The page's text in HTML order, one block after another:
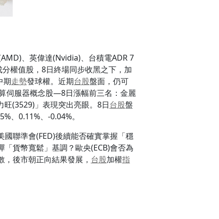
、英偉達(Nvidia)、台積電ADR 7
權值股，8日終場同步收黑之下，加
期走勢發球權。近期台股盤面，仍可
伺服器概念股—8日漲幅前三名：金麗
(3529)」表現突出亮眼。8日台股盤
、0.11%、-0.04%。
聯準會(FED)後續能否確實掌握「穩
貨幣寬鬆」基調？歐央(ECB)會否為
後市朝正向結果發展， 台股加權指